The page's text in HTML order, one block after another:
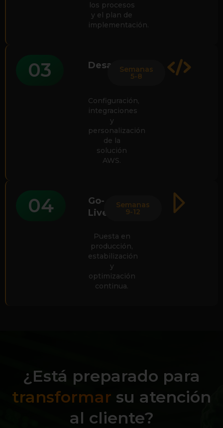
los procesos
y el plan de
implementación.
03 DesarrolloSemanas
5-8
Configuración,
integraciones
y
personalización
de la
solución
AWS.
04
Go-
Live
Semanas
9-12
Puesta en
producción,
estabilización
y
optimización
continua.
¿Está preparado para
transformar su atención
al cliente?